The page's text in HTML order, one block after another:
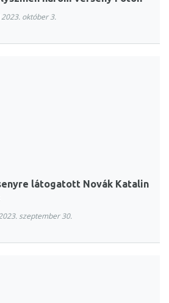
2023. október 3.
látogatott Novák Katalin
szeptember 30.